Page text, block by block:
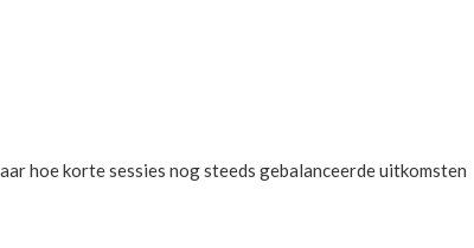
hoe korte sessies nog steeds gebalanceerde uitkomsten